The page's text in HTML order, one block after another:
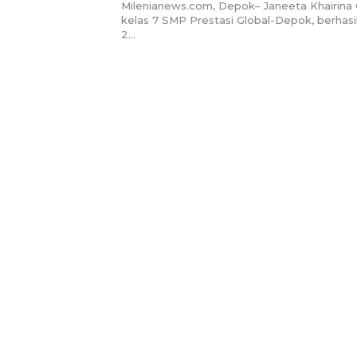
Milenianews.com, Depok– Janeeta Khairina
kelas 7 SMP Prestasi Global-Depok,
2…